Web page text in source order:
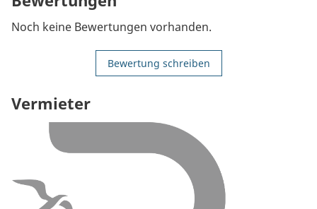
Noch keine Bewertungen vorhanden.
Bewertung schreiben
Vermieter